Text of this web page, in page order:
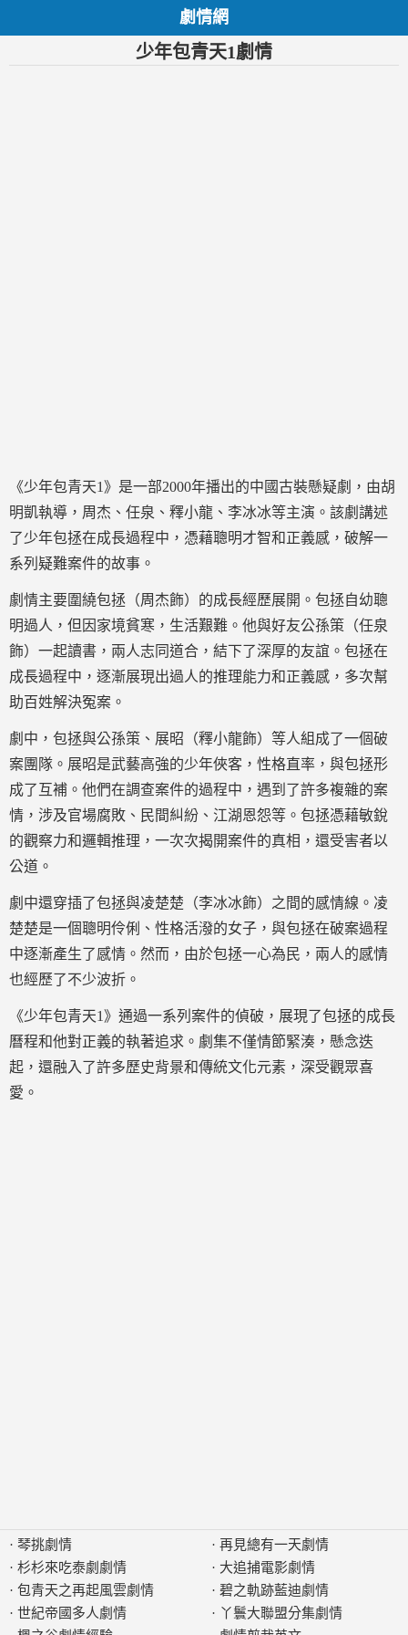
劇情網
少年包青天1劇情
《少年包青天1》是一部2000年播出的中國古裝懸疑劇，由胡
明凱執導，周杰、任泉、釋小龍、李冰冰等主演。該劇講述
了少年包拯在成長過程中，憑藉聰明才智和正義感，破解一
系列疑難案件的故事。
劇情主要圍繞包拯（周杰飾）的成長經歷展開。包拯自幼聰
明過人，但因家境貧寒，生活艱難。他與好友公孫策（任泉
飾）一起讀書，兩人志同道合，結下了深厚的友誼。包拯在
成長過程中，逐漸展現出過人的推理能力和正義感，多次幫
助百姓解決冤案。
劇中，包拯與公孫策、展昭（釋小龍飾）等人組成了一個破
案團隊。展昭是武藝高強的少年俠客，性格直率，與包拯形
成了互補。他們在調查案件的過程中，遇到了許多複雜的案
情，涉及官場腐敗、民間糾紛、江湖恩怨等。包拯憑藉敏銳
的觀察力和邏輯推理，一次次揭開案件的真相，還受害者以
公道。
劇中還穿插了包拯與凌楚楚（李冰冰飾）之間的感情線。凌
楚楚是一個聰明伶俐、性格活潑的女子，與包拯在破案過程
中逐漸產生了感情。然而，由於包拯一心為民，兩人的感情
也經歷了不少波折。
《少年包青天1》通過一系列案件的偵破，展現了包拯的成長
曆程和他對正義的執著追求。劇集不僅情節緊湊，懸念迭
起，還融入了許多歷史背景和傳統文化元素，深受觀眾喜
愛。
· 琴挑劇情
· 杉杉來吃泰劇劇情
· 包青天之再起風雲劇情
· 世紀帝國多人劇情
· 再見總有一天劇情
· 大追捕電影劇情
· 碧之軌跡藍迪劇情
· 丫鬟大聯盟分集劇情